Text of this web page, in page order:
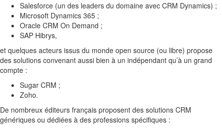
Salesforce (un des leaders du domaine avec CRM Dynamics) ;
Microsoft Dynamics 365 ;
Oracle CRM On Demand ;
SAP Hibrys,
et quelques acteurs issus du monde open source (ou libre) propose
des solutions convenant aussi bien à un indépendant qu’à un grand
compte :
Sugar CRM ;
Zoho.
De nombreux éditeurs français proposent des solutions CRM
génériques ou dédiées à des professions spécifiques :